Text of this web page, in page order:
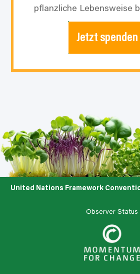
pflanzliche Lebensweise
Jetzt spenden
United Nations Framework
Observer Status